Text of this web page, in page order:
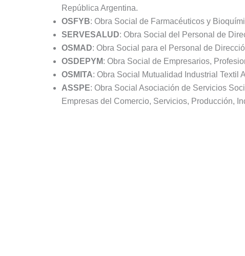
República Argentina.
OSFYB: Obra Social de Farmacéuticos y
SERVESALUD: Obra Social del Personal de
OSMAD: Obra Social para el Personal de
OSDEPYM: Obra Social de Empresarios,
OSMITA: Obra Social Mutualidad Industrial Textil
ASSPE: Obra Social Asociación de Servicios
Empresas del Comercio, Servicios, Producción,